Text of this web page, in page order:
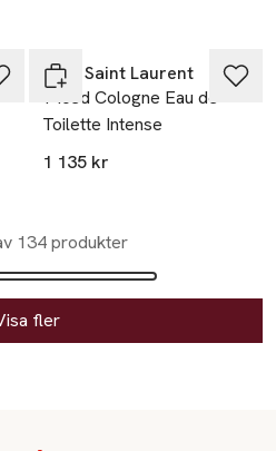
Yves Saint Laurent
Y Iced Cologne Eau de
Toilette Intense
1 135 kr
134 produkter
fler